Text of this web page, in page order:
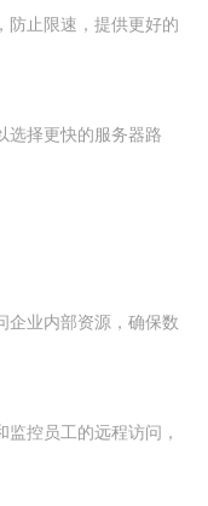
防止限速，提供更好的
选择更快的服务器路
企业内部资源，确保数
控员工的远程访问，